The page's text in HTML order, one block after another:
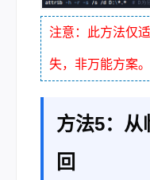
注意：此方法仅
失，非万能方案。
方法5：从
回